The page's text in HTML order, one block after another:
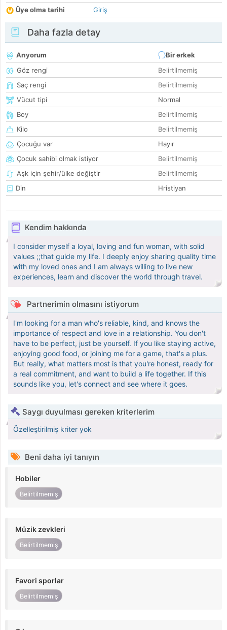
Üye olma tarihi
Giriş
Daha fazla detay
Arıyorum
Bir erkek
Göz rengi
Belirtilmemiş
Saç rengi
Belirtilmemiş
Vücut tipi
Normal
Boy
Belirtilmemiş
Kilo
Belirtilmemiş
Çocuğu var
Hayır
Çocuk sahibi olmak istiyor
Belirtilmemiş
Aşk için şehir/ülke değiştir
Belirtilmemiş
Din
Hristiyan
Kendim hakkında
I consider myself a loyal, loving and fun woman, with solid
values ;;that guide my life. I deeply enjoy sharing quality time
with my loved ones and I am always willing to live new
experiences, learn and discover the world through travel.
Partnerimin olmasını istiyorum
I'm looking for a man who's reliable, kind, and knows the
importance of respect and love in a relationship. You don't
have to be perfect, just be yourself. If you like staying active,
enjoying good food, or joining me for a game, that's a plus.
But really, what matters most is that you're honest, ready for
a real commitment, and want to build a life together. If this
sounds like you, let's connect and see where it goes.
Saygı duyulması gereken kriterlerim
Özelleştirilmiş kriter yok
Beni daha iyi tanıyın
Hobiler
Belirtilmemiş
Müzik zevkleri
Belirtilmemiş
Favori sporlar
Belirtilmemiş